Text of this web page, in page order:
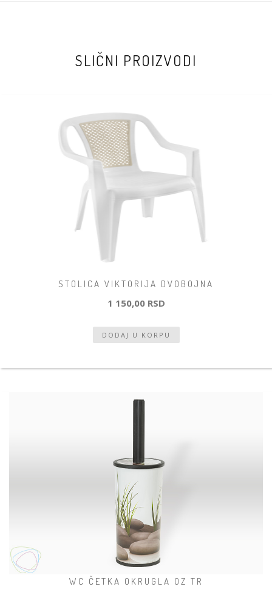
SLIČNI PROIZVODI
STOLICA VIKTORIJA DVOBOJNA
1 150,00 RSD
WC ČETKA OKRUGLA OZ TR